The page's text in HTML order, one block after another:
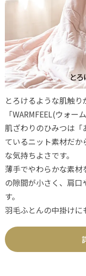
とろけるような肌触
「WARMFEEL(ウォー
肌ざわりのひみつは
ているニット素材だ
な気持ちよさです。
薄手でやわらかな素
の隙間が小さく、肩
す。
羽毛ふとんの中掛けに